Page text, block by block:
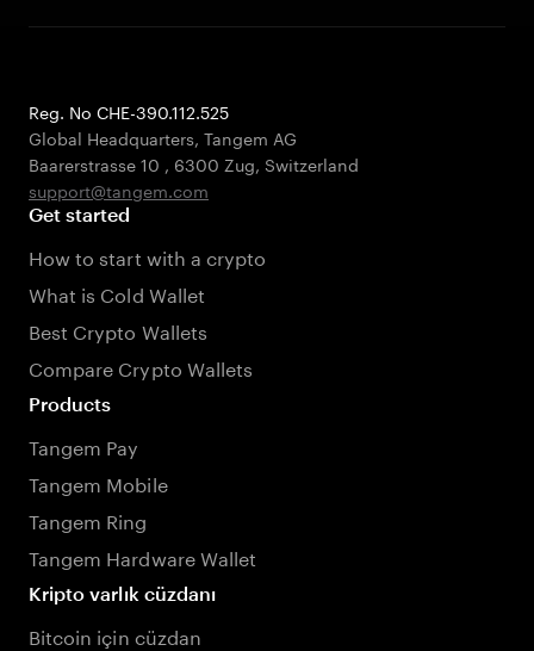
Reg. No CHE-390.112.525
Global Headquarters, Tangem AG
Baarerstrasse 10 , 6300 Zug, Switzerland
support@tangem.com
Get started
How to start with a crypto
What is Cold Wallet
Best Crypto Wallets
Compare Crypto Wallets
Products
Tangem Pay
Tangem Mobile
Tangem Ring
Tangem Hardware Wallet
Kripto varlık cüzdanı
Bitcoin için cüzdan